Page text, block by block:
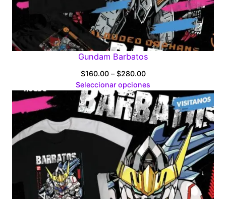
Gundam Barbatos
$160.00 – $280.00Price
range:
$160.00
through
$280.00
Seleccionar opciones